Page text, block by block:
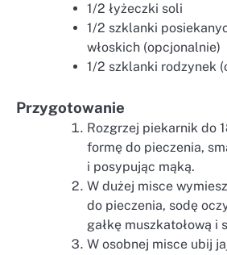
1/2 łyżeczki soli
1/2 szklanki
włoskich (opcjonalnie)
1/2 szklanki rodzynek
Przygotowanie
Rozgrzej piekarnik do
formę do pieczenia,
i posypując mąką.
W dużej misce
do pieczenia, sodę
gałkę muszkatołową i
W osobnej misce ubij